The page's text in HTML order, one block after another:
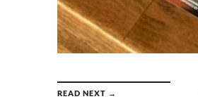
READ NEXT →